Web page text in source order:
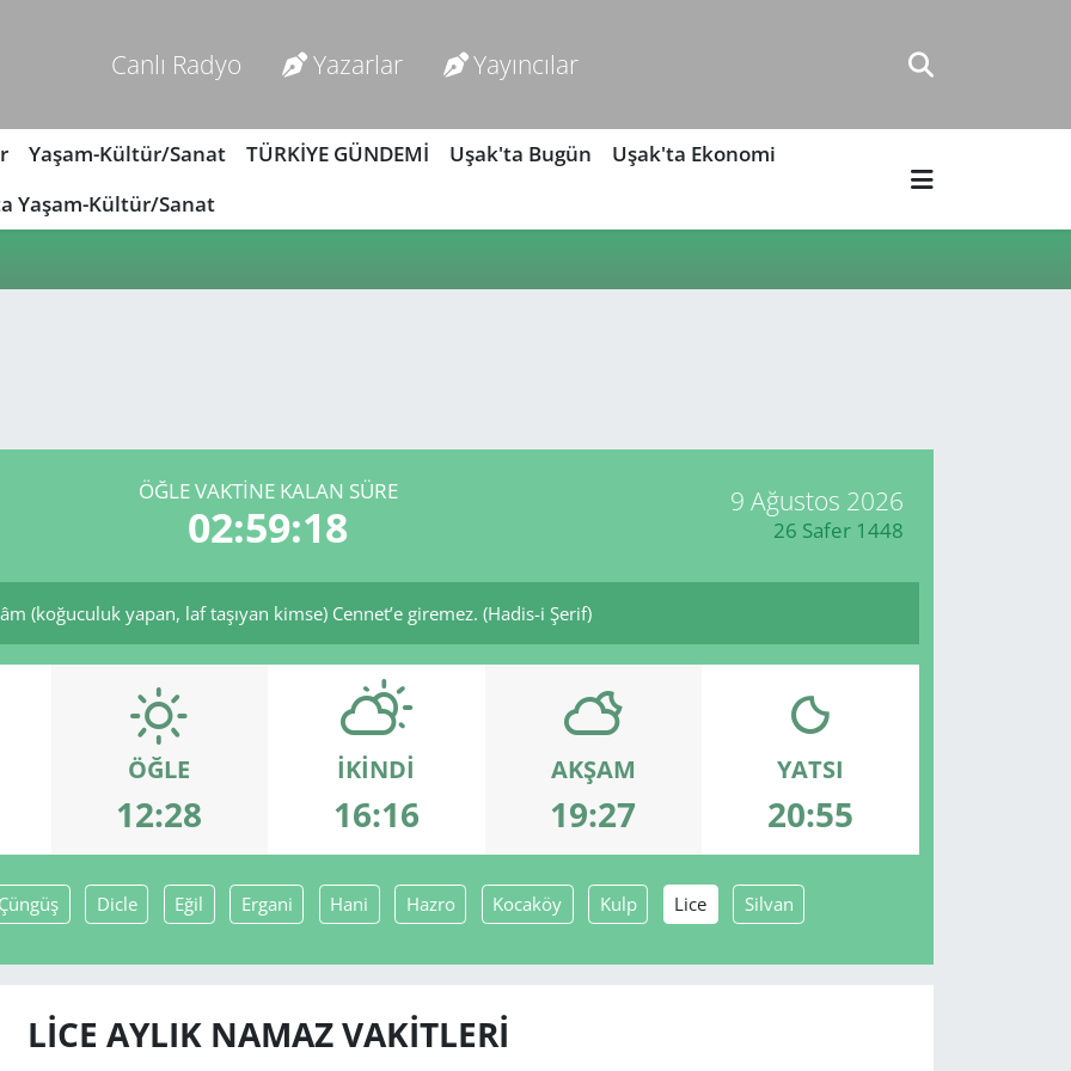
Canlı Radyo Yazarlar Yayıncılar
Yaşam-Kültür/Sanat TÜRKİYE GÜNDEMİ Uşak'ta Bugün
Uşak'ta Ekonomi
Yaşam-Kültür/Sanat
ÖĞLE VAKTİNE KALAN SÜRE
02:59:18 9 Ağustos 2026
26 Safer 1448
(koğuculuk yapan, laf taşıyan kimse) Cennet’e giremez. (Hadis-i Şerif)
ÖĞLE
12:28
İKINDI
16:16
AKŞAM
19:27
YATSI
20:55
Dicle Eğil Ergani Hani Hazro Kocaköy Kulp Lice Silvan
LICE AYLIK NAMAZ VAKITLERI